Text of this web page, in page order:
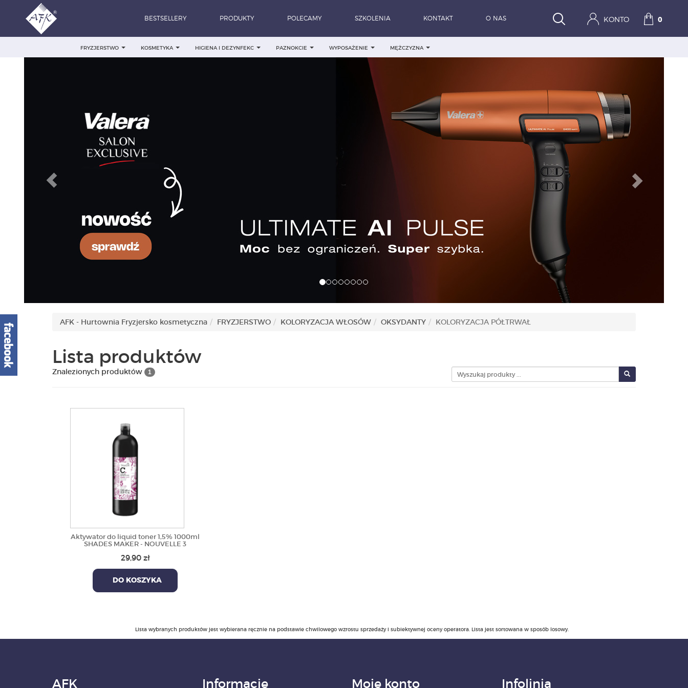
BESTSELLERY PRODUKTY POLECAMY SZKOLENIA KONTAKT O NAS KONTO 0
FRYZJERSTWO KOSMETYKA HIGIENA I DEZYNFEKC PAZNOKCIE WYPOSAŻENIE MĘŻCZYZNA
AFK - Hurtownia Fryzjersko kosmetyczna FRYZJERSTWO KOLORYZACJA WŁOSÓW OKSYDANTY KOLORYZACJA PÓŁTRWAŁ
Lista produktów
Znalezionych produktów 1
Aktywator do liquid toner 1,5% 1000ml
SHADES MAKER - NOUVELLE 3
29,90 zł
DO KOSZYKA
Lista wybranych produktów jest wybierana ręcznie na podstawie chwilowego wzrostu sprzedaży i subiektywnej oceny operatora. Lista jest sortowana w sposób losowy.
AFK Informacje Moje konto Infolinia